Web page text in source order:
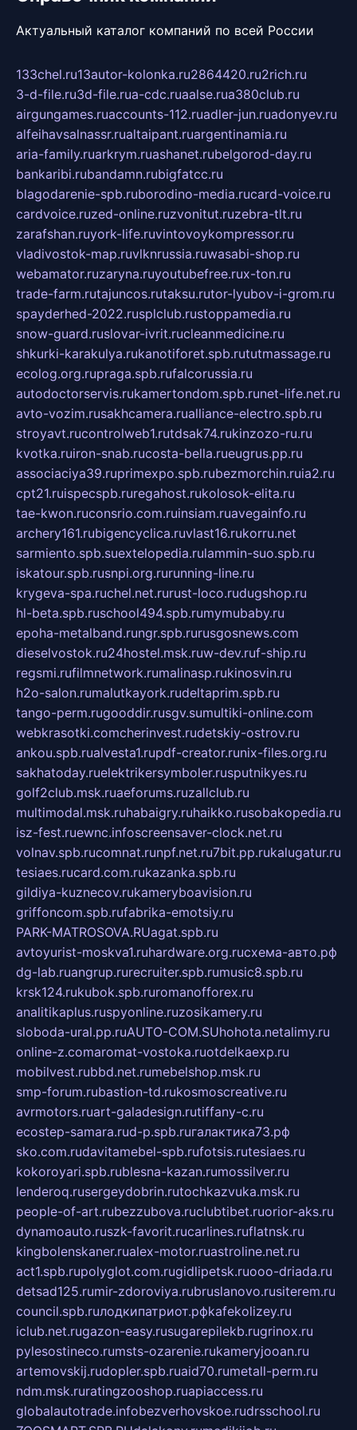
Актуальный каталог компаний по всей России
133chel.ru13autor-kolonka.ru2864420.ru2rich.ru
3-d-file.ru3d-file.rua-cdc.ruaalse.rua380club.ru
airgungames.ruaccounts-112.ruadler-jun.ruadonyev.ru
alfeihavsalnassr.rualtaipant.ruargentinamia.ru
aria-family.ruarkrym.ruashanet.rubelgorod-day.ru
bankaribi.rubandamn.rubigfatcc.ru
blagodarenie-spb.ruborodino-media.rucard-voice.ru
cardvoice.ruzed-online.ruzvonitut.ruzebra-tlt.ru
zarafshan.ruyork-life.ruvintovoykompressor.ru
vladivostok-map.ruvlknrussia.ruwasabi-shop.ru
webamator.ruzaryna.ruyoutubefree.rux-ton.ru
trade-farm.rutajuncos.rutaksu.rutor-lyubov-i-grom.ru
spayderhed-2022.rusplclub.rustoppamedia.ru
snow-guard.ruslovar-ivrit.rucleanmedicine.ru
shkurki-karakulya.rukanotiforet.spb.rututmassage.ru
ecolog.org.rupraga.spb.rufalcorussia.ru
autodoctorservis.rukamertondom.spb.runet-life.net.ru
avto-vozim.rusakhcamera.rualliance-electro.spb.ru
stroyavt.rucontrolweb1.rutdsak74.rukinzozo-ru.ru
kvotka.ruiron-snab.rucosta-bella.rueugrus.pp.ru
associaciya39.ruprimexpo.spb.rubezmorchin.ruia2.ru
cpt21.ruispecspb.ruregahost.rukolosok-elita.ru
tae-kwon.ruconsrio.com.ruinsiam.ruavegainfo.ru
archery161.rubigencyclica.ruvlast16.rukorru.net
sarmiento.spb.suextelopedia.rulammin-suo.spb.ru
iskatour.spb.rusnpi.org.rurunning-line.ru
krygeva-spa.ruchel.net.rurust-loco.rudugshop.ru
hl-beta.spb.ruschool494.spb.rumymubaby.ru
epoha-metalband.rungr.spb.rurusgosnews.com
dieselvostok.ru24hostel.msk.ruw-dev.ruf-ship.ru
regsmi.rufilmnetwork.rumalinasp.rukinosvin.ru
h2o-salon.rumalutkayork.rudeltaprim.spb.ru
tango-perm.rugooddir.rusgv.sumultiki-online.com
webkrasotki.comcherinvest.rudetskiy-ostrov.ru
ankou.spb.rualvesta1.rupdf-creator.runix-files.org.ru
sakhatoday.ruelektrikersymboler.rusputnikyes.ru
golf2club.msk.ruaeforums.ruzallclub.ru
multimodal.msk.ruhabaigry.ruhaikko.rusobakopedia.ru
isz-fest.ruewnc.infoscreensaver-clock.net.ru
volnav.spb.rucomnat.runpf.net.ru7bit.pp.rukalugatur.ru
tesiaes.rucard.com.rukazanka.spb.ru
gildiya-kuznecov.rukameryboavision.ru
griffoncom.spb.rufabrika-emotsiy.ru
PARK-MATROSOVA.RUagat.spb.ru
avtoyurist-moskva1.ruhardware.org.ruсхема-авто.рф
dg-lab.ruangrup.rurecruiter.spb.rumusic8.spb.ru
krsk124.rukubok.spb.ruromanofforex.ru
analitikaplus.ruspyonline.ruzosikamery.ru
sloboda-ural.pp.ruAUTO-COM.SUhohota.netalimy.ru
online-z.comaromat-vostoka.ruotdelkaexp.ru
mobilvest.rubbd.net.rumebelshop.msk.ru
smp-forum.rubastion-td.rukosmoscreative.ru
avrmotors.ruart-galadesign.rutiffany-c.ru
ecostep-samara.rud-p.spb.ruгалактика73.рф
sko.com.rudavitamebel-spb.rufotsis.rutesiaes.ru
kokoroyari.spb.rublesna-kazan.rumossilver.ru
lenderoq.rusergeydobrin.rutochkazvuka.msk.ru
people-of-art.rubezzubova.ruclubtibet.ruorior-aks.ru
dynamoauto.ruszk-favorit.rucarlines.ruflatnsk.ru
kingbolenskaner.rualex-motor.ruastroline.net.ru
act1.spb.rupolyglot.com.rugidlipetsk.ruooo-driada.ru
detsad125.rumir-zdoroviya.rubruslanovo.rusiterem.ru
council.spb.ruлодкипатриот.рфkafekolizey.ru
iclub.net.rugazon-easy.rusugarepilekb.rugrinox.ru
pylesostineco.rumsts-ozarenie.rukameryjooan.ru
artemovskij.rudopler.spb.ruaid70.rumetall-perm.ru
ndm.msk.ruratingzooshop.ruapiaccess.ru
globalautotrade.infobezverhovskoe.rudrsschool.ru